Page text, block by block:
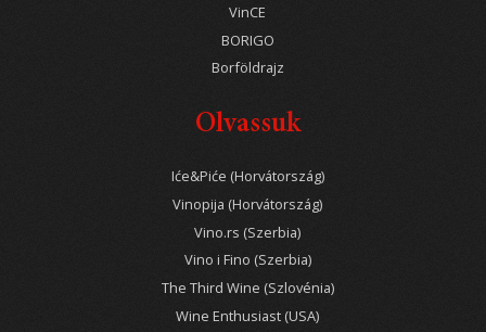
VinCE
BORIGO
Borföldrajz
Olvassuk
Iće&Piće (Horvátország)
Vinopija (Horvátország)
Vino.rs (Szerbia)
Vino i Fino (Szerbia)
The Third Wine (Szlovénia)
Wine Enthusiast (USA)